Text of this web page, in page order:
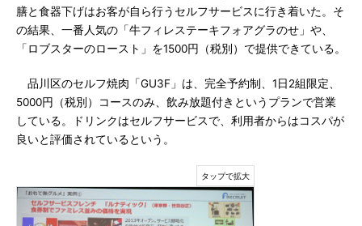
膳と食器下げはお客が自ら行うセルフサービスに行き着いた。そ
の結果、一番人気の「牛フィレステーキフォアグラのせ」や、
「ロブスターのロースト」を1500円（税別）で提供できている。
品川区のセルフ焼肉「GU3F」は、完全予約制、1日2組限定、
5000円（税別）コースのみ、飲み放題付きというプランで営業
している。ドリンクはセルフサービスで、利用者からはコスパが
良いと評価されているという。